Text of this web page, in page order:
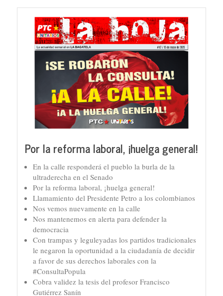
Por la reforma laboral, ¡huelga general!
En la calle responderá el pueblo la burla de la
ultraderecha en el Senado
Por la reforma laboral, ¡huelga general!
Llamamiento del Presidente Petro a los colombianos
Nos vemos nuevamente en la calle
Nos mantenemos en alerta para defender la
democracia
Con trampas y leguleyadas los partidos tradicionales
le negaron la oportunidad a la ciudadanía de decidir
a favor de sus derechos laborales con la
#ConsultaPopula
Cobra validez la tesis del profesor Francisco
Gutiérrez Sanín